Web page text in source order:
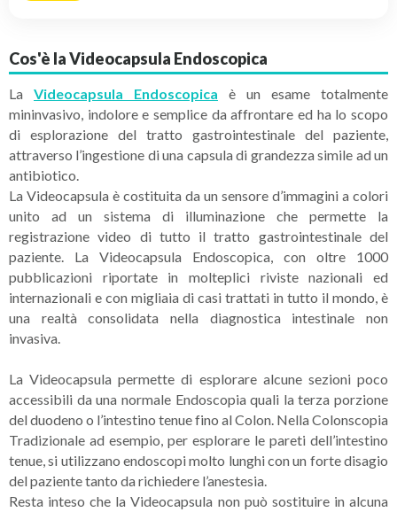
Cos'è la Videocapsula Endoscopica
La Videocapsula Endoscopica è un esame totalmente
mininvasivo, indolore e semplice da affrontare ed ha lo scopo
di esplorazione del tratto gastrointestinale del paziente,
attraverso l’ingestione di una capsula di grandezza simile ad un
antibiotico.
La Videocapsula è costituita da un sensore d’immagini a colori
unito ad un sistema di illuminazione che permette la
registrazione video di tutto il tratto gastrointestinale del
paziente. La Videocapsula Endoscopica, con oltre 1000
pubblicazioni riportate in molteplici riviste nazionali ed
internazionali e con migliaia di casi trattati in tutto il mondo, è
una realtà consolidata nella diagnostica intestinale non
invasiva.
La Videocapsula permette di esplorare alcune sezioni poco
accessibili da una normale Endoscopia quali la terza porzione
del duodeno o l’intestino tenue fino al Colon. Nella Colonscopia
Tradizionale ad esempio, per esplorare le pareti dell’intestino
tenue, si utilizzano endoscopi molto lunghi con un forte disagio
del paziente tanto da richiedere l’anestesia.
Resta inteso che la Videocapsula non può sostituire in alcuna